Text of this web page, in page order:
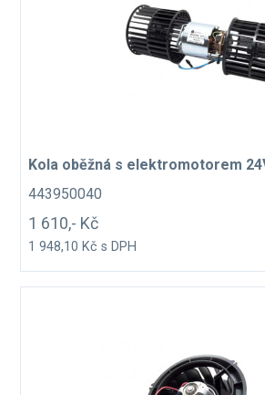
Kola oběžná s elektromotorem
443950040
1 610,- Kč
1 948,10 Kč s DPH